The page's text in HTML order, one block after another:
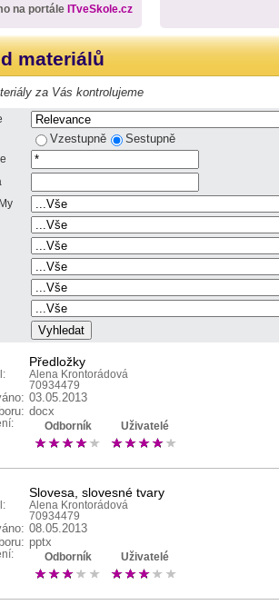
na portále ITveSkole.cz
materiálů
za Vás kontrolujeme
Vzestupně Sestupně
Předložky
Alena Krontorádová
70934479
03.05.2013
docx
Odborník Uživatelé
Slovesa, slovesné tvary
Alena Krontorádová
70934479
08.05.2013
pptx
Odborník Uživatelé